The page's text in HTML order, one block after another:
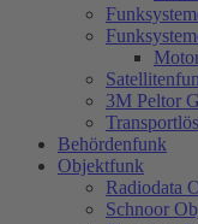
3M Peltor
Behördenfunk
Objektfunk
Radiodata
Schnoor